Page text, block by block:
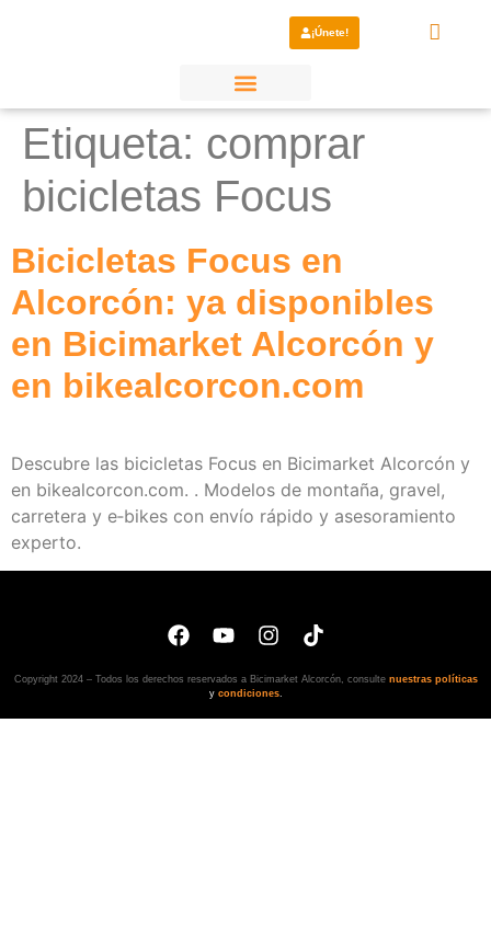
¡Únete!
Etiqueta: comprar
bicicletas Focus
Bicicletas Focus en
Alcorcón: ya disponibles
en Bicimarket Alcorcón y
en bikealcorcon.com
Descubre las bicicletas Focus en Bicimarket Alcorcón y
en bikealcorcon.com. . Modelos de montaña, gravel,
carretera y e‑bikes con envío rápido y asesoramiento
experto.
Copyright 2024 – Todos los derechos reservados a Bicimarket Alcorcón, consulte nuestras políticas
y condiciones.